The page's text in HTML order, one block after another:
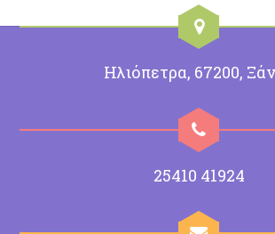
Ηλιόπετρα, 67200,
25410 41924